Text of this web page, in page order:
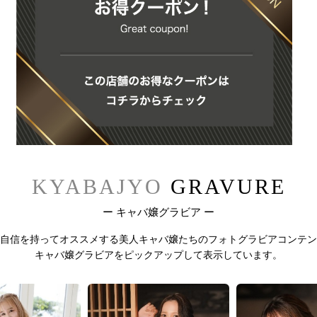
KYABAJYO GRAVURE
ー キャバ嬢グラビア ー
信を持ってオススメする美人キャバ嬢たちのフォトグラビアコンテ
キャバ嬢グラビアをピックアップして表示しています。